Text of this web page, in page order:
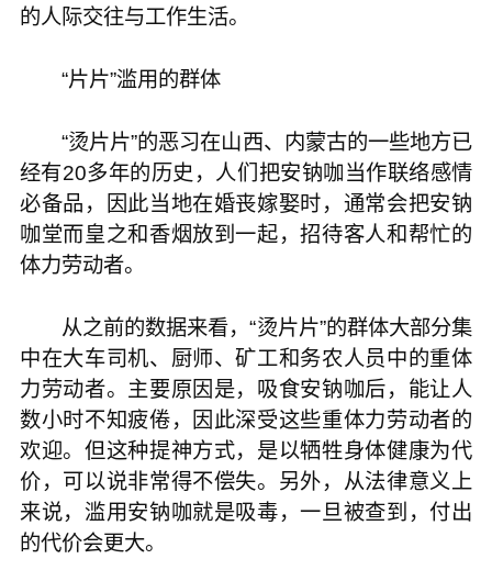
的人际交往与工作生活。
“片片”滥用的群体
“烫片片”的恶习在山西、内蒙古的一些地方已
经有20多年的历史，人们把安钠咖当作联络感情
必备品，因此当地在婚丧嫁娶时，通常会把安钠
咖堂而皇之和香烟放到一起，招待客人和帮忙的
体力劳动者。
从之前的数据来看，“烫片片”的群体大部分集
中在大车司机、厨师、矿工和务农人员中的重体
力劳动者。主要原因是，吸食安钠咖后，能让人
数小时不知疲倦，因此深受这些重体力劳动者的
欢迎。但这种提神方式，是以牺牲身体健康为代
价，可以说非常得不偿失。另外，从法律意义上
来说，滥用安钠咖就是吸毒，一旦被查到，付出
的代价会更大。